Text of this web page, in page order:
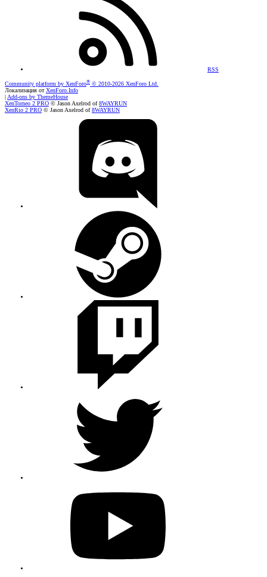
RSS
Community platform by XenForo® © 2010-2026 XenForo Ltd.
Локализация отXenForo.Info
| Add-ons by ThemeHouse
XenTorneo 2 PRO © Jason Axelrod of8WAYRUN
XenRio 2 PRO © Jason Axelrod of8WAYRUN